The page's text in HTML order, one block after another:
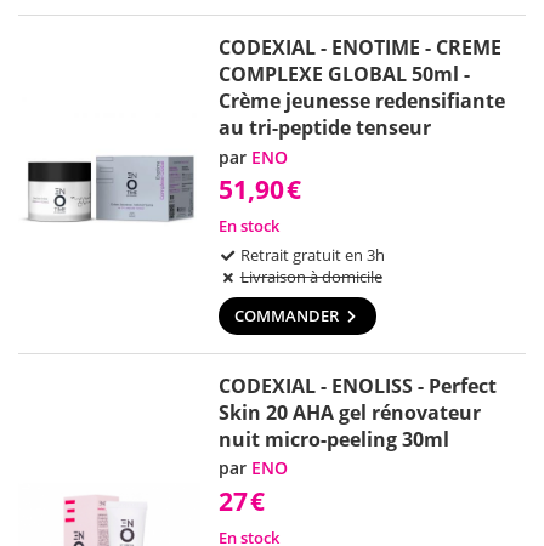
CODEXIAL - ENOTIME - CREME
COMPLEXE GLOBAL 50ml -
Crème jeunesse redensifiante
au tri-peptide tenseur
par ENO
51,90€
En stock
Retrait gratuit en 3h
Livraison à domicile
COMMANDER
CODEXIAL - ENOLISS - Perfect
Skin 20 AHA gel rénovateur
nuit micro-peeling 30ml
par ENO
27€
En stock